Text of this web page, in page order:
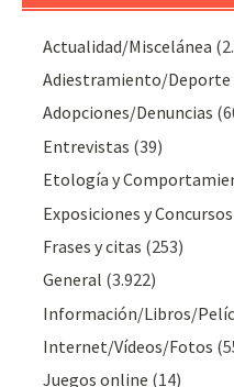
Actualidad/Miscelánea
Adiestramiento/Deporte
Adopciones/Denuncias
Entrevistas (39)
Etología y
Exposiciones y
Frases y citas (253)
General (3.922)
Información/Libros/
Internet/Vídeos/Fotos
Juegos online (14)